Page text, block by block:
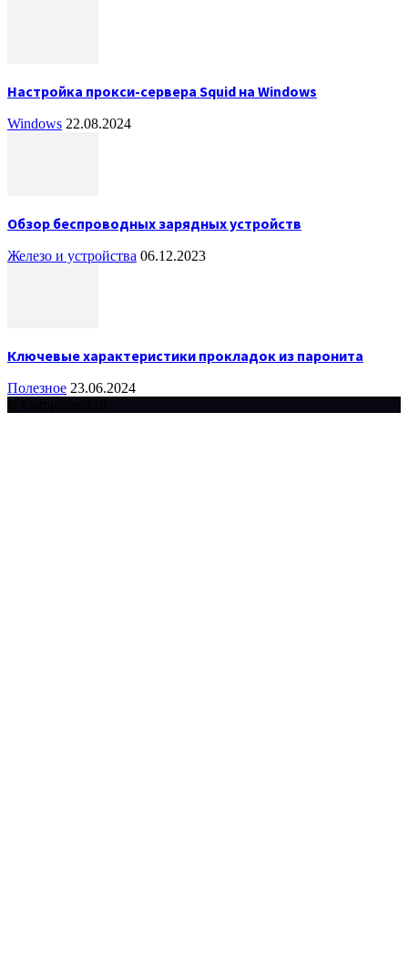
Настройка прокси-сервера Squid на Windows
Windows 22.08.2024
Обзор беспроводных зарядных устройств
Железо и устройства 06.12.2023
Ключевые характеристики прокладок из паронита
Полезное 23.06.2024